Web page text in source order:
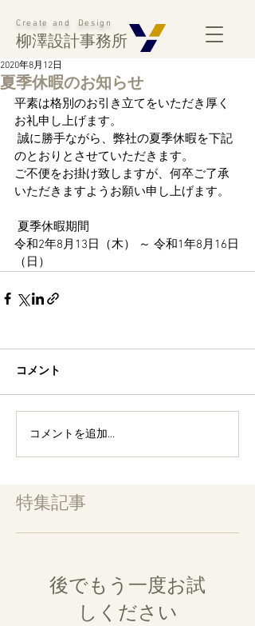
柳澤設計事務所
Create and Design
夏季休暇のお知らせ
2020年8月12日
平素は格別のお引き立てをいただき厚く
お礼申し上げます。
のとおりとさせていただきます。
ご不便をお掛け致しますが、何卒ご了承
いただきますようお願い申し上げます。
夏季休暇期間
令和2年8月13日（木） ～ 令和1年8月16日
（日）
コメント
コメントを追加…
特集記事
後でもう一度お試
しください